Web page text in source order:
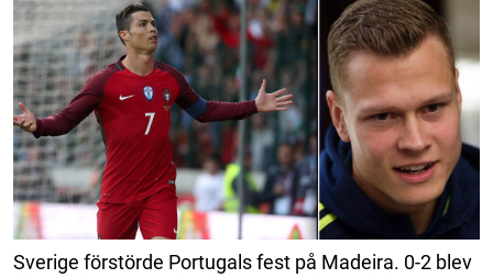
Sverige förstörde Portugals fest på Madeira. 0-2 blev